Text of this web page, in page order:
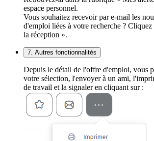
espace personnel.
Vous souhaitez recevoir par e-mail les
d'emploi liées à votre recherche ?
la réception ».
7. Autres fonctionnalités
Depuis le détail de l'offre d'emploi, vous
votre sélection, l'envoyer à un ami,
de travail et la signaler en cliquant sur :